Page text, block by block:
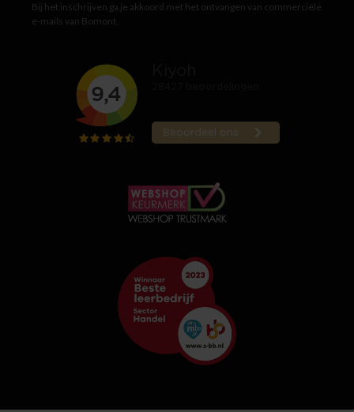
Bij het inschrijven ga je akkoord met het ontvangen van commerciële
e-mails van Bomont.